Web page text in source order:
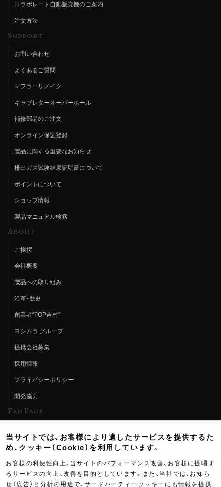
コラボレート自動販売機のご案内
注文方法
Support
お問い合わせ
よくあるご質問
マフラーリメイク
キャブレターオーバーホール
補修部品のご注文
オンライン保証登録
製品に関する重要なお知らせ
排出ガス試験結果証明書について
ポイントについて
ショップ情報
製品マニュアル検索
About
ご挨拶
会社概要
製品への取り組み
沿革・歴史
創業者“POP吉村”
ヨシムラ グループ
提携会社募集
採用情報
プライバシーポリシー
開発協力
Fan Page
ヨシムラTV
イベント情報
イベントスケジュール
当サイトでは、お客様により適したサービスを提供するた
め、クッキー（Cookie）を利用しています。
お客様の利便性向上、当サイトのパフォーマンス改善、お客様に提唱す
るサービスの向上、改善を目的としています。また、当社では、お知ら
せ（広告）と分析の用途で、サードパーティークッキーにも情報を提供